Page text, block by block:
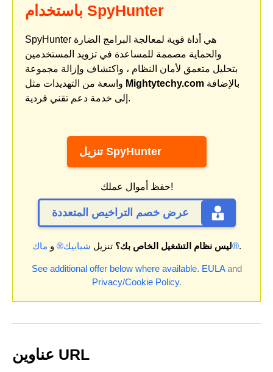
باستخدام SpyHunter
SpyHunter هي أداة قوية لمعالجة البرامج الضارة
والحماية مصممة للمساعدة في تزويد المستخدمين
بتحليل متعمق لأمان النظام ، واكتشاف وإزالة مجموعة
Mightytechy.com
إلى خدمة دعم تقني فردية.
تنزيل SpyHunter
حفظ أموال عملك!
عرض خصم التراخيص المتعددة
ليس نظام التشغيل الخاص بك؟ تنزيل شبابيك® و ماك®.
See additional offer below where available. EULAand
Privacy/Cookie Policy.
عناوين URL